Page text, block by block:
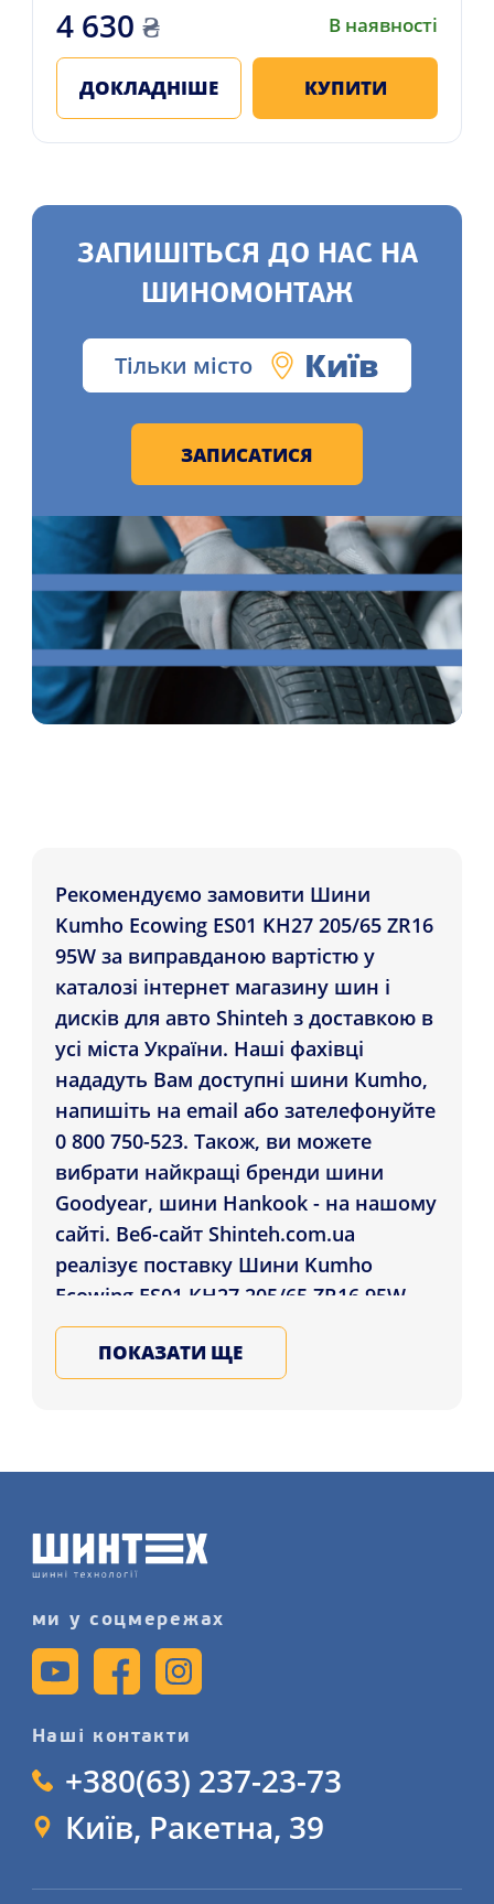
4 630 ₴ В наявності
ДОКЛАДНІШЕ КУПИТИ
ЗАПИШІТЬСЯ ДО НАС НА
ШИНОМОНТАЖ
Тільки місто Київ
ЗАПИСАТИСЯ
Рекомендуємо замовити Шини
Kumho Ecowing ES01 KH27 205/65 ZR16
95W за виправданою вартістю у
каталозі інтернет магазину шин і
дисків для авто Shinteh з доставкою в
усі міста України. Наші фахівці
нададуть Вам доступні шини Kumho,
напишіть на email або зателефонуйте
0 800 750-523. Також, ви можете
вибрати найкращі бренди шини
Goodyear, шини Hankook - на нашому
сайті. Веб-сайт Shinteh.com.ua
реалізує поставку Шини Kumho
Ecowing ES01 KH27 205/65 ZR16 95W
покупцям у регіонах: Одеса, Харків,
Львів , а також інші міста України.
Підбирайте зимові та літні шини для
детальніше на сайті.
ПОКАЗАТИ ЩЕ
ми у соцмережах
Наші контакти
+380(63) 237-23-73
Київ, Ракетна, 39